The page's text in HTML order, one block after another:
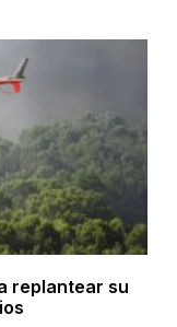
replantear su